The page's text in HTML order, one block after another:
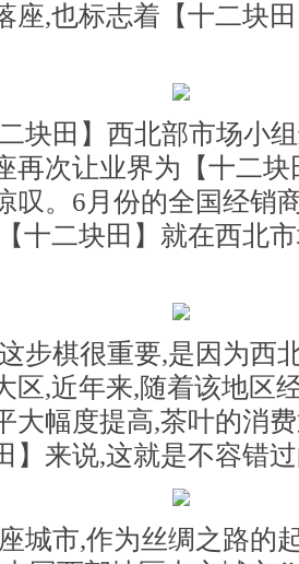
座,也标志着【十二块
块田】西北部市场小
再次让业界为【十二
叹。6月份的全国经销
十二块田】就在西北
步棋很重要,是因为西
区,近年来,随着该地区
大幅度提高,茶叶的消
】来说,这就是不容错
城市,作为丝绸之路的